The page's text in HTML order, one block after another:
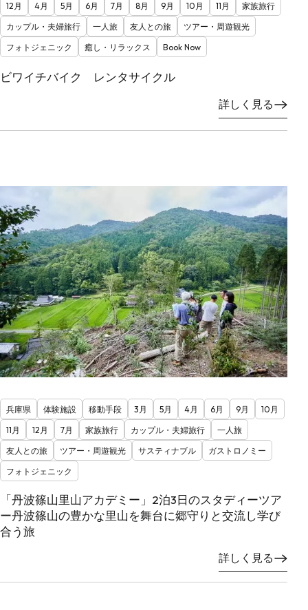
12月
4月 5月 6月 7月 8月 9月 10月 11月
家族旅行
カップル・夫婦旅行
一人旅 友人との旅
ツアー・周遊観光
フォトジェニック
癒し・リラックス Book Now
ビワイチバイク レンタサイクル
詳しく見る
兵庫県 体験施設 移動手段 3月 5月 4月 6月 9月
10月
11月
12月 7月 家族旅行 カップル・夫婦旅行
一人旅
友人との旅
ツアー・周遊観光 サスティナブル
ガストロノミー
フォトジェニック
「丹波篠山里山アカデミー」2泊3日のスタディーツア
ー丹波篠山の豊かな里山を舞台に郷守りと交流し学び
合う旅
詳しく見る